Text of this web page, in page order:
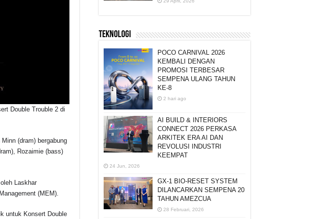
Double Trouble 2 di
(dram) bergabung
Rozaimie (bass)
Laskhar
(MEM).
untuk Konsert Double
TEKNOLOGI
POCO CARNIVAL 2026
KEMBALI DENGAN
PROMOSI TERBESAR
SEMPENA ULANG TAHUN
KE-8
2 hari ago
AI BUILD & INTERIORS
CONNECT 2026 PERKASA
ARKITEK ERA AI DAN
REVOLUSI INDUSTRI
KEEMPAT
24 Jun, 2026
GX-1 BIO-RESET SYSTEM
DILANCARKAN SEMPENA 20
TAHUN AMEZCUA
28 Februari, 2026